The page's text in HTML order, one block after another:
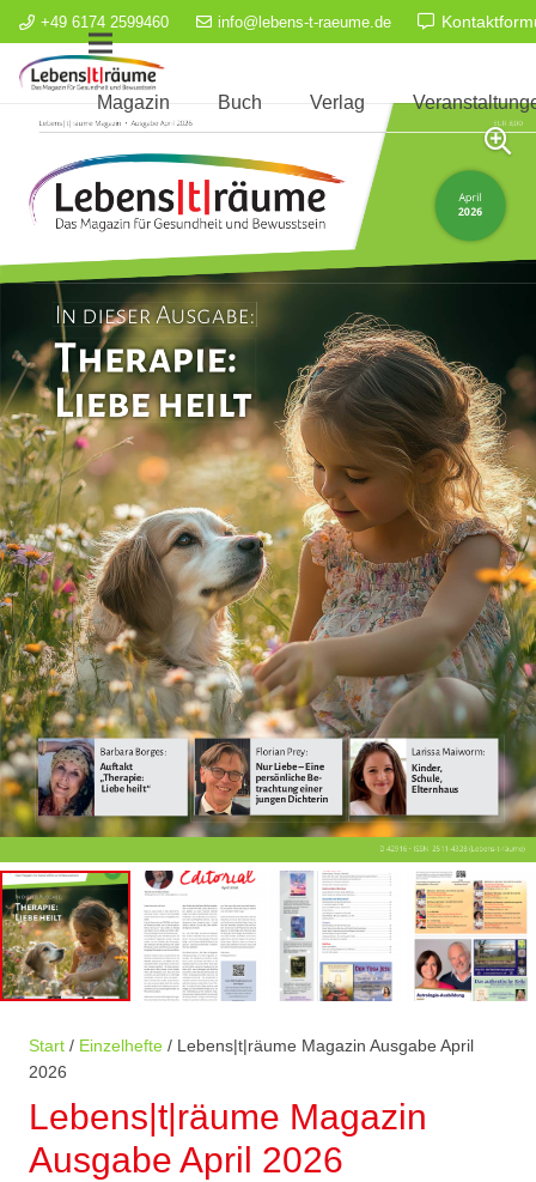
+49 6174 2599460 info@lebens-t-raeume.de
Magazin Buch Verlag
Start / Einzelhefte / Lebens|t|räume Magazin Ausgabe April
2026
Lebens|t|räume Magazin
Ausgabe April 2026